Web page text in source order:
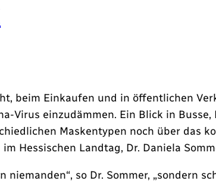
beim Einkaufen und in öffentlichen
Virus einzudämmen. Ein Blick in
Maskentypen noch über das
Hessischen Landtag, Dr. Daniela
so Dr. Sommer, „sondern